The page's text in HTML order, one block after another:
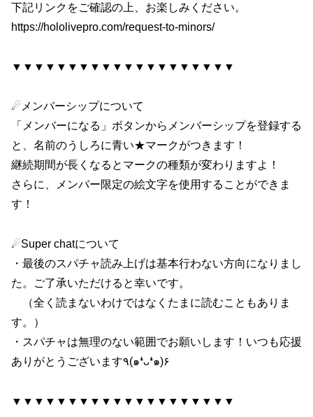
下記リンクをご確認の上、お楽しみください。
https://hololivepro.com/request-to-minors/
▼▼▼▼▼▼▼▼▼▼▼▼▼▼▼▼▼▼▼▼
☄メンバーシップについて
「メンバーになる」ボタンからメンバーシップを登録する
と、名前のうしろに青い★マークがつきます！
継続期間が長くなるとマークの種類が変わりますよ！
さらに、メンバー限定の絵文字を使用することができま
す！
☄Super chatについて
・最後のスパチャ読み上げは基本行わない方向になりまし
た。ご了承いただけると幸いです。
（全く読まないわけではなくたまに読むこともありま
す。）
・スパチャは無理のない範囲でお願いします！いつも応援
ありがとうございます٩(๑❛ᴗ❛๑)۶
▼▼▼▼▼▼▼▼▼▼▼▼▼▼▼▼▼▼▼▼